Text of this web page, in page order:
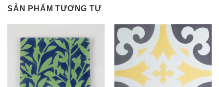
SẢN PHẨM TƯƠNG TỰ